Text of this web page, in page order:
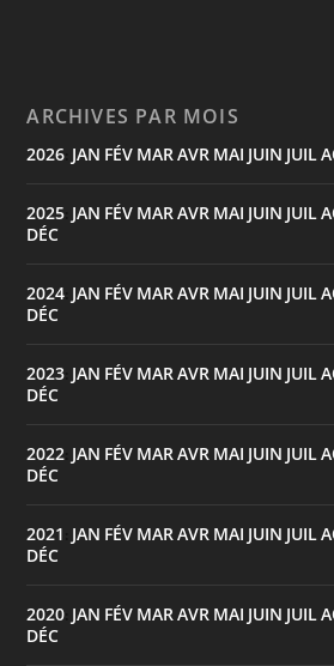
ARCHIVES PAR MOIS
2026 JAN FÉV MARAVR MAI JUIN JUIL
2025 JAN FÉV MARAVR MAI JUIN JUIL
DÉC
2024 JAN FÉV MARAVR MAI JUIN JUIL
DÉC
2023 JAN FÉV MARAVR MAI JUIN JUIL
DÉC
2022 JAN FÉV MARAVR MAI JUIN JUIL
DÉC
2021 JAN FÉV MARAVR MAI JUIN JUIL
DÉC
2020 JAN FÉV MARAVR MAI JUIN JUIL
DÉC